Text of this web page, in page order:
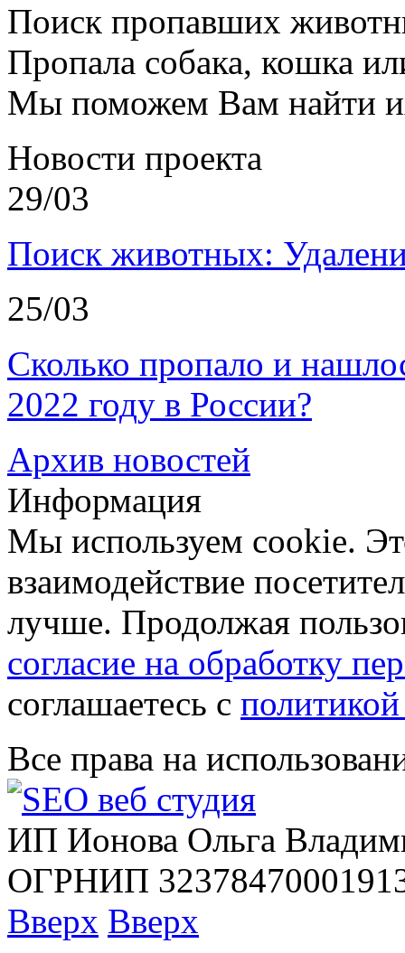
Поиск пропавших
Пропала собака, кошка
Мы поможем Вам найти
Новости проекта
29/03
Поиск животных:
25/03
Сколько пропало и
2022 году в России?
Архив новостей
Информация
Мы используем cookie.
взаимодействие
лучше. Продолжая
согласие на обработку
соглашаетесь с
Все права на
ИП Ионова Ольга
ОГРНИП
Вверх Вверх